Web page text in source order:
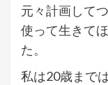
元々計画して
使って生きて
た。
私は20歳まで